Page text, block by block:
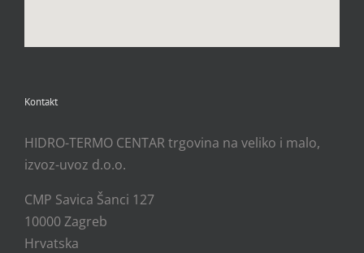
Kontakt
HIDRO-TERMO CENTAR trgovina na veliko i malo,
izvoz-uvoz d.o.o.
CMP Savica Šanci 127
10000 Zagreb
Hrvatska